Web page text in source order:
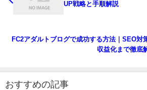
UP戦略と手順解説
FC2アダルトブログで成功する方法｜SEO対
収益化まで徹底
おすすめの記事